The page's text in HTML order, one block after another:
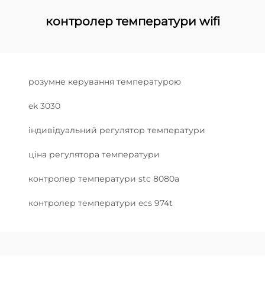
контролер температури wifi
розумне керування температурою
ek 3030
індивідуальний регулятор температури
ціна регулятора температури
контролер температури stc 8080a
контролер температури ecs 974t